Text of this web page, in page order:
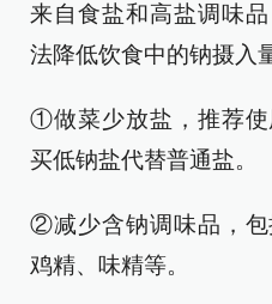
来自食盐和高盐调味
法降低饮食中的钠摄入
①做菜少放盐，推荐
买低钠盐代替普通盐。
②减少含钠调味品，包
鸡精、味精等。